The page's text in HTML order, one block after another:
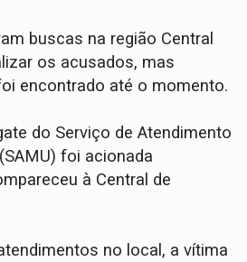
buscas na região Central
os acusados, mas
encontrado até o momento.
do Serviço de Atendimento
foi acionada
à Central de
no local, a vítima